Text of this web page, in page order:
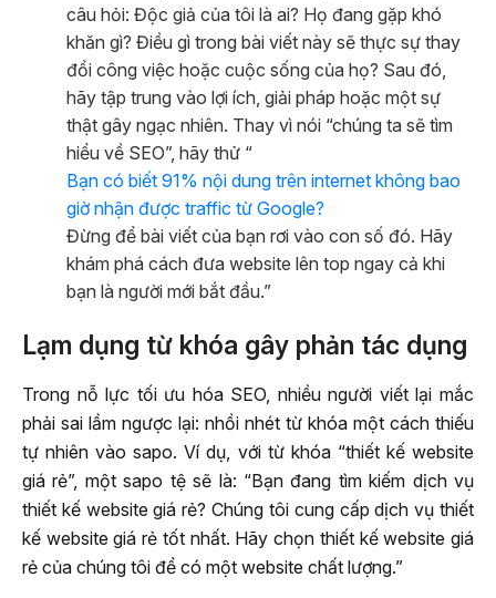
câu hỏi: Độc giả của tôi là ai? Họ đang gặp khó
khăn gì? Điều gì trong bài viết này sẽ thực sự thay
đổi công việc hoặc cuộc sống của họ? Sau đó,
hãy tập trung vào lợi ích, giải pháp hoặc một sự
thật gây ngạc nhiên. Thay vì nói “chúng ta sẽ tìm
hiểu về SEO”, hãy thử “
Bạn có biết 91% nội dung trên internet không bao
giờ nhận được traffic từ Google?
Đừng để bài viết của bạn rơi vào con số đó. Hãy
khám phá cách đưa website lên top ngay cả khi
bạn là người mới bắt đầu.”
Lạm dụng từ khóa gây phản tác dụng
Trong nỗ lực tối ưu hóa SEO, nhiều người viết lại mắc
phải sai lầm ngược lại: nhồi nhét từ khóa một cách thiếu
tự nhiên vào sapo. Ví dụ, với từ khóa “thiết kế website
giá rẻ”, một sapo tệ sẽ là: “Bạn đang tìm kiếm dịch vụ
thiết kế website giá rẻ? Chúng tôi cung cấp dịch vụ thiết
kế website giá rẻ tốt nhất. Hãy chọn thiết kế website giá
rẻ của chúng tôi để có một website chất lượng.”